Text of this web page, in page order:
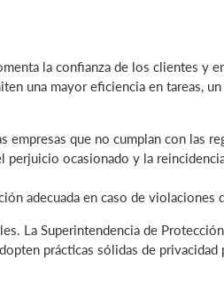
la confianza de los clientes y
una mayor eficiencia en tareas,
empresas que no cumplan con las
perjuicio ocasionado y la
adecuada en caso de violaciones
La Superintendencia de
prácticas sólidas de privacidad